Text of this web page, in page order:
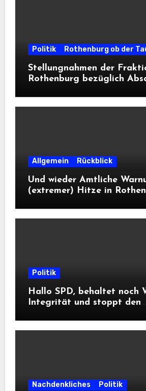
Politik Rothenburg ob der
Stellungnahmen der
Rothenburg bezüglich
Allgemein Rückblick
Und wieder Amtliche
(extremer) Hitze in
Politik
Hallo SPD, behaltet noch
Integrität und stoppt den
Informationsfreiheit!
Nachdenkliches Politik